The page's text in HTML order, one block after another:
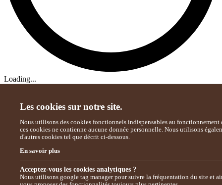
Les cookies sur notre site.
Nous utilisons des cookies fonctionnels indispensables au fonctionnement
ces cookies ne contienne aucune donnée personnelle. Nous utilisons
d'autres cookies tel que décrit ci-dessous.
En savoir plus
Acceptez-vous les cookies analytiques ?
Nous utilisons google tag manager pour suivre la fréquentation du site et
Loading...